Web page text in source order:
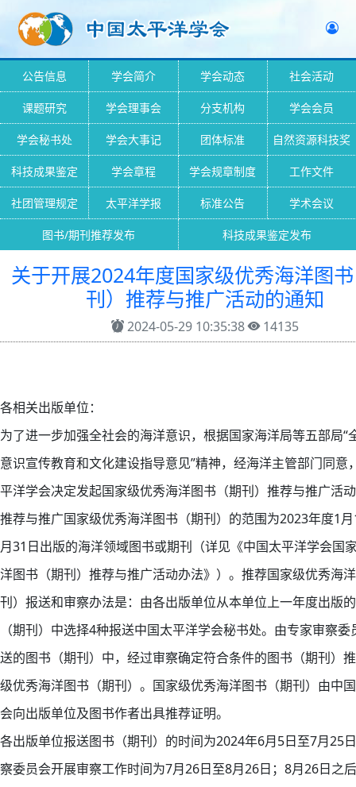
公告信息 学会简介 学会动态 社会活动
课题研究 学会理事会 分支机构 学会会员
学会秘书处 学会大事记 团体标准 自然资源科技奖
科技成果鉴定 学会章程 学会规章制度 工作文件
社团管理规定 太平洋学报 标准公告 学术会议
图书/期刊推荐发布 科技成果鉴定发布
关于开展2024年度国家级优秀海洋图
刊）推荐与推广活动的通知
2024-05-29 10:35:38 14135
各相关出版单位：
为了进一步加强全社会的海洋意识，根据国家海洋局等五部局“
意识宣传教育和文化建设指导意见”精神，经海洋主管部门同意
平洋学会决定发起国家级优秀海洋图书（期刊）推荐与推广活
推荐与推广国家级优秀海洋图书（期刊）的范围为2023年度1
月31日出版的海洋领域图书或期刊（详见《中国太平洋学会国
洋图书（期刊）推荐与推广活动办法》）。推荐国家级优秀海
刊）报送和审察办法是：由各出版单位从本单位上一年度出版
（期刊）中选择4种报送中国太平洋学会秘书处。由专家审察委
送的图书（期刊）中，经过审察确定符合条件的图书（期刊）
级优秀海洋图书（期刊）。国家级优秀海洋图书（期刊）由中
会向出版单位及图书作者出具推荐证明。
各出版单位报送图书（期刊）的时间为2024年6月5日至7月25
察委员会开展审察工作时间为7月26日至8月26日；8月26日之